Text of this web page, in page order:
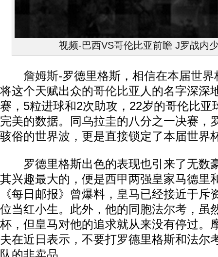
视频-巴西VS哥伦比亚前瞻 J罗战内
詹姆斯-罗德里格斯，相信在本届世界
将这个天赋出众的哥伦比亚 人的名字深深
赛，5粒进球和2次助攻，22岁的哥伦比亚
完美的数据。同乌拉圭的八分之一决赛，
骇俗的世界波，更是直接锁定了本届世界
罗德里格斯出色的表现也引来了无数
其兴趣最大的，便是西甲两强皇家马德里
《每日邮报》曾爆料， 皇马已经接近于斥
位当红小生。此外，他的同胞法尔考 ，虽
杯，但皇马对他的追求就从来没有停过。
夫在近日表示，不要打罗德里格斯和法尔